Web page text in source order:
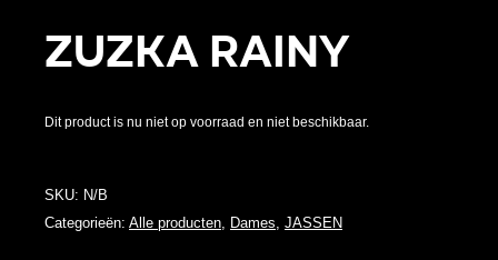
ZUZKA RAINY
Dit product is nu niet op voorraad en niet beschikbaar.
SKU: N/B
Categorieën: Alle producten, Dames, JASSEN